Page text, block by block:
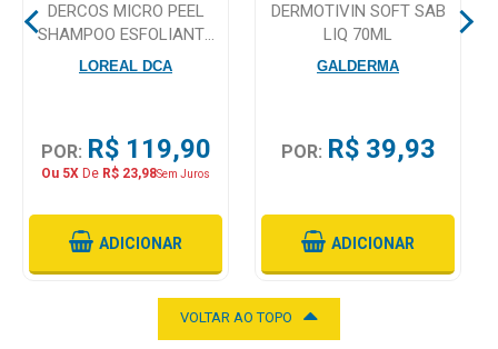
Cuidado
Adulto
Dermocosméticos
Dieta
DERCOS MICRO PEEL
SHAMPOO ESFOLIANTE
ANTICASPA VICHY
LOREAL DCA
POR: R$ 119,90
Ou 5X De R$ 23,98Sem Juros
ADICIONAR
DERMOTIVIN SOFT SAB
LIQ 70ML
GALDERMA
POR: R$ 39,93
ADICIONAR
VOLTAR AO TOPO